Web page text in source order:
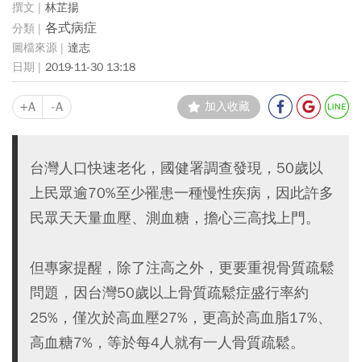
林芷揚
各式病症
達志
2019-11-30 13:18
+A -A 加入收藏
台灣人口快速老化，國健署調查發現，50歲以
上民眾逾70%至少罹患一種慢性疾病，因此許多
民眾天天量血壓、測血糖，擔心三高找上門。
但專家提醒，除了注高之外，更要重視骨質疏鬆
問題，因台灣50歲以上骨質疏鬆症盛行率約
25%，僅次於高血壓27%，更高於高血脂17%、
高血糖7%，等於每4人就有一人骨質疏鬆。